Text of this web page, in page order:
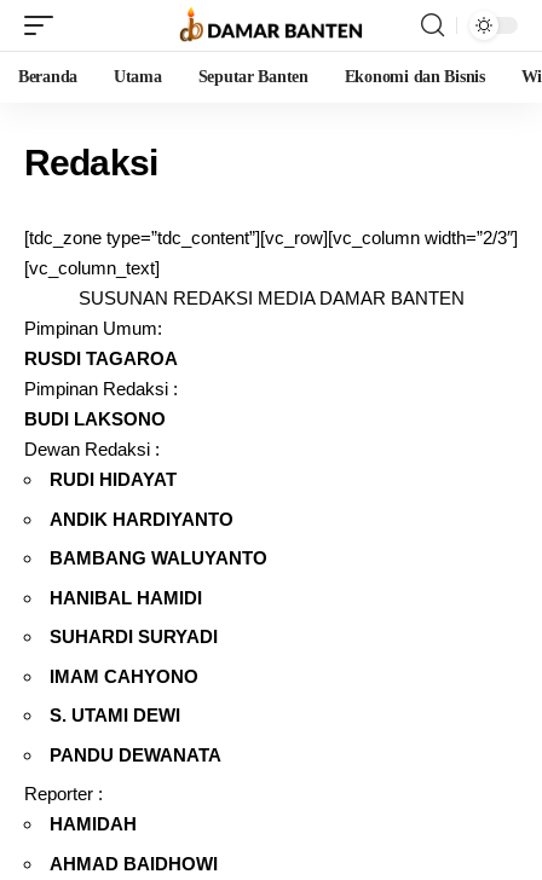
Beranda Utama Seputar Banten Ekonomi dan Bisnis
Redaksi
[tdc_zone type=”tdc_content”][vc_row][vc_column width=”2/3″]
[vc_column_text]
SUSUNAN REDAKSI MEDIA DAMAR BANTEN
Pimpinan Umum:
RUSDI TAGAROA
Pimpinan Redaksi :
BUDI LAKSONO
Dewan Redaksi :
RUDI HIDAYAT
ANDIK HARDIYANTO
BAMBANG WALUYANTO
HANIBAL HAMIDI
SUHARDI SURYADI
IMAM CAHYONO
S. UTAMI DEWI
PANDU DEWANATA
Reporter :
HAMIDAH
AHMAD BAIDHOWI